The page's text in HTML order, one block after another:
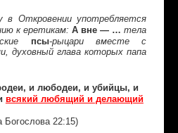
в Откровении употребляется
к еретикам:А вне — …тела
псы-рыцари вместе с
духовный глава которых папа
и любодеи, и убийцы, и
всякий любящий и делающий
Богослова 22:15)